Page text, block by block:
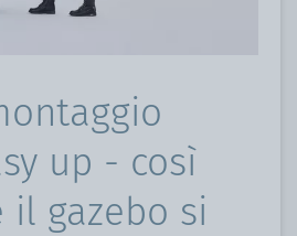
up - così
il gazebo si